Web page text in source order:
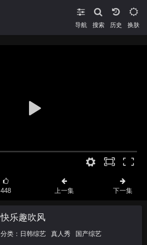
导航 搜索 换肤
448 上一集 下一集
快乐趣吹风
分类： 日韩综艺 真人秀 国产综艺